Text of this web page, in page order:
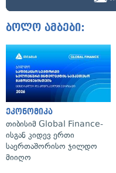
ბოლო ამბები:
ეკონომიკა
თიბისიმ Global Finance-
ისგან კიდევ ერთი
საერთაშორისო ჯილდო
მიიღო